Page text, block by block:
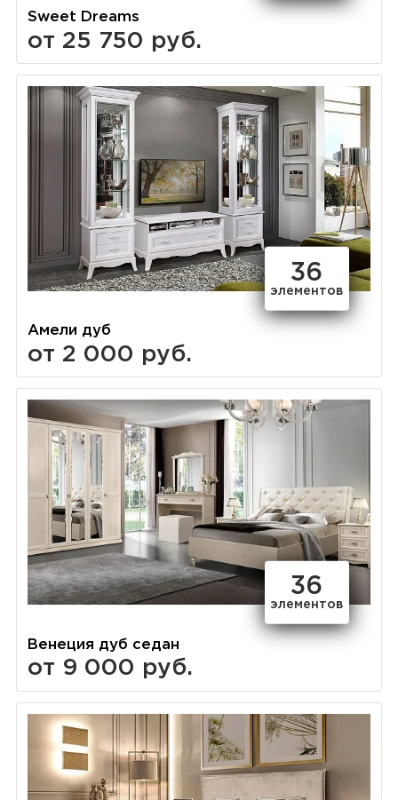
Sweet Dreams
от 25 750 руб.
36
элементов
Амели дуб
от 2 000 руб.
36
элементов
Венеция дуб седан
от 9 000 руб.